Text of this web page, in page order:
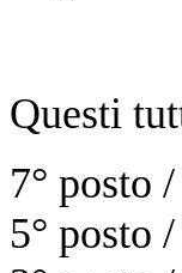
Questi
7° posto
5° posto